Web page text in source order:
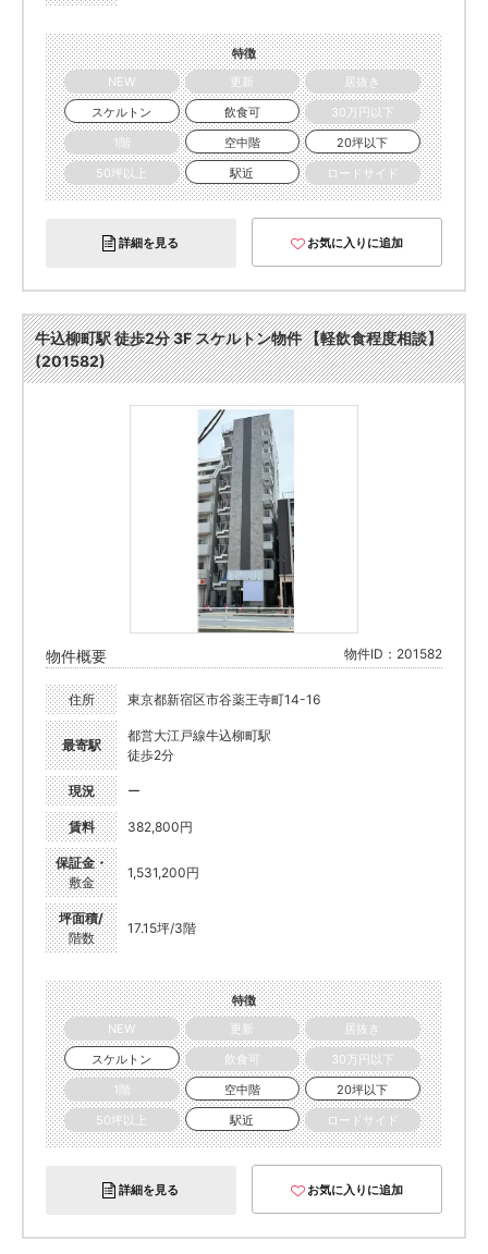
特徴
NEW
更新
居抜き
スケルトン
飲食可
30万円以下
1階
空中階
20坪以下
50坪以上
駅近 ロードサイド
詳細を見る お気に入りに追加
牛込柳町駅 徒歩2分 3F スケルトン物件 【軽飲食程度相談】
(201582)
物件概要 物件ID：201582
住所 東京都新宿区市谷薬王寺町14-16
最寄駅
都営大江戸線牛込柳町駅
徒歩2分
現況 ー
賃料 382,800円
保証金・
敷金
1,531,200円
坪面積/
階数
17.15坪/3階
特徴
NEW
更新
居抜き
スケルトン
飲食可
30万円以下
1階
空中階
20坪以下
50坪以上
駅近 ロードサイド
詳細を見る お気に入りに追加